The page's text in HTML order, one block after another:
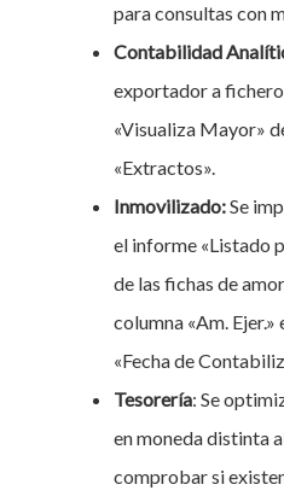
para consultas con
Contabilidad
exportador a
«Visualiza Mayor»
«Extractos».
Inmovilizado:Se
el informe «Listado
de las fichas de
columna «Am.
«Fecha de
Tesorería: Se
en moneda distinta
comprobar si